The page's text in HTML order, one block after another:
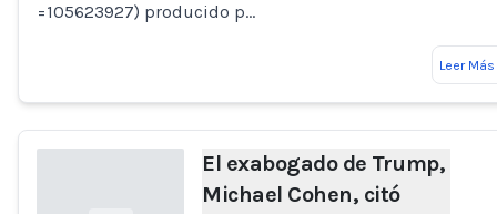
=105623927) producido p…
Leer Más
El exabogado de Trump,
Michael Cohen, citó